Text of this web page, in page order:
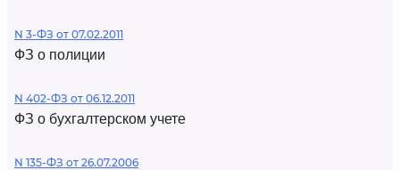
N 3-ФЗ от 07.02.2011
ФЗ о полиции
N 402-ФЗ от 06.12.2011
ФЗ о бухгалтерском учете
N 135-ФЗ от 26.07.2006